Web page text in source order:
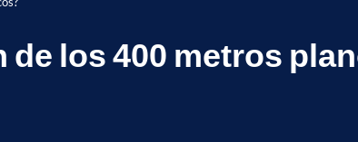
los 400 metros